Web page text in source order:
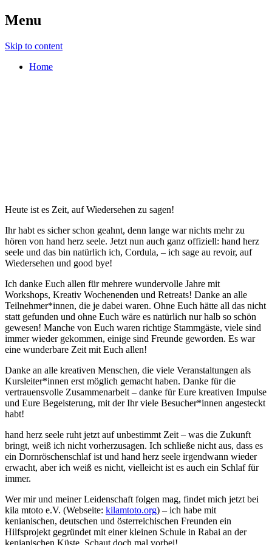
Menu
Skip to content
Home
Heute ist es Zeit, auf Wiedersehen zu sagen!
Ihr habt es sicher schon geahnt, denn lange war nichts mehr zu
hören von hand herz seele. Jetzt nun auch ganz offiziell: hand herz
seele und das bin natürlich ich, Cordula, – ich sage au revoir, auf
Wiedersehen und good bye!
Ich danke Euch allen für mehrere wundervolle Jahre mit
Workshops, Kreativ Wochenenden und Retreats! Danke an alle
Teilnehmer*innen, die je dabei waren. Ohne Euch hätte all das nicht
statt gefunden und ohne Euch wäre es natürlich nur halb so schön
gewesen! Manche von Euch waren richtige Stammgäste, viele sind
immer wieder gekommen, einige sind Freunde geworden. Es war
eine wunderbare Zeit mit Euch allen!
Danke an alle kreativen Menschen, die viele Veranstaltungen als
Kursleiter*innen erst möglich gemacht haben. Danke für die
vertrauensvolle Zusammenarbeit – danke für Eure kreativen Impulse
und Eure Begeisterung, mit der Ihr viele Besucher*innen angesteckt
habt!
hand herz seele ruht jetzt auf unbestimmt Zeit – was die Zukunft
bringt, weiß ich nicht vorherzusagen. Ich schließe nicht aus, dass es
ein Dornröschenschlaf ist und hand herz seele irgendwann wieder
erwacht, aber ich weiß es nicht, vielleicht ist es auch ein Schlaf für
immer.
Wer mir und meiner Leidenschaft folgen mag, findet mich jetzt bei
kila mtoto e.V. (Webseite: kilamtoto.org) – ich habe mit
kenianischen, deutschen und österreichischen Freunden ein
Hilfsprojekt gegründet mit einer kleinen Schule in Rabai an der
kenianischen Küste. Schaut doch mal vorbei!